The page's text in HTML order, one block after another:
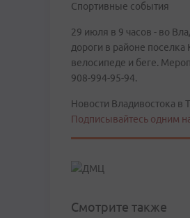
Спортивные события
29 июля в 9 часов - во
дороги в районе
велосипеде и беге.
908-994-95-94.
Новости Владивостока в
Подписывайтесь одним
Смотрите также